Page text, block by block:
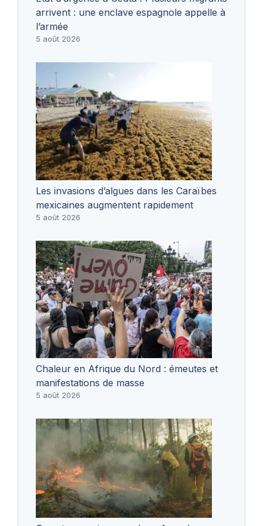
arrivent : une enclave espagnole appelle à
l’armée
5 août 2026
Les invasions d’algues dans les Caraïbes
mexicaines augmentent rapidement
5 août 2026
Chaleur en Afrique du Nord : émeutes et
manifestations de masse
5 août 2026